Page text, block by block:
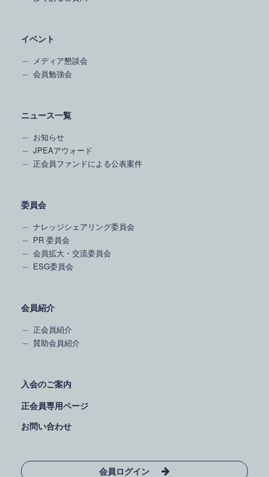
イベント
メディア懇談会
会員勉強会
ニュース一覧
お知らせ
JPEAアウォード
正会員ファンドによる公表案件
委員会
ナレッジシェアリング委員会
PR 委員会
会員拡大・交流委員会
ESG委員会
会員紹介
正会員紹介
賛助会員紹介
入会のご案内
正会員専用ページ
お問い合わせ
会員ログイン